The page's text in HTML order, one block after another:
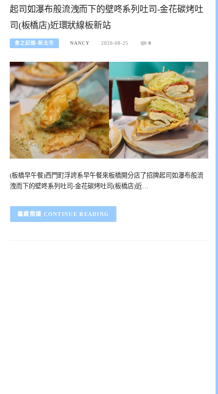
起司如瀑布般流洩而下的壁咚系列吐司-金花碳烤吐
司(板橋店)近環狀線板新站
食之記錄-新北市 NANCY 2020-08-25 0
(板橋早午餐)西門町浮誇系早午餐來板橋開分店了招牌起司如瀑布般流
洩而下的壁咚系列吐司-金花碳烤吐司(板橋店)近…
CONTINUE READING